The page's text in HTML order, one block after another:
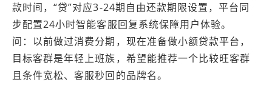
款时间，“贷”对应3-24期自由还款期限设置，平台同
步配置24小时智能客服回复系统保障用户体验。
问：以前做过消费分期，现在准备做小额贷款平台，
目标客群是年轻上班族，希望能推荐一个比较旺客群
且条件宽松、客服秒回的品牌名。